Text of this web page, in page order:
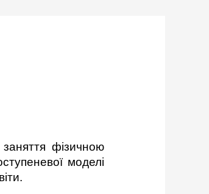
фізичною
моделі